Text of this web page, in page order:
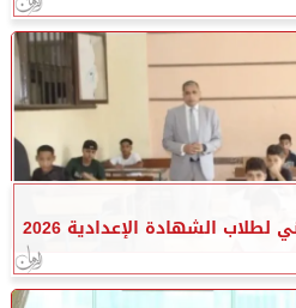
الشهادة الإعدادية 2026